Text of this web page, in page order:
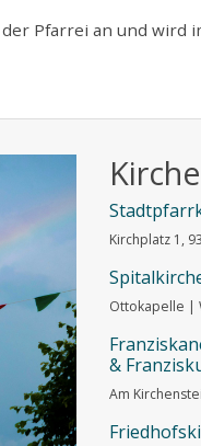
Pfarrei an und wird
Kirchplatz 1,
Ottokapelle |
&
Am